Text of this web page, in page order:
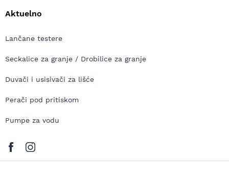
Aktuelno
Lančane testere
Seckalice za granje / Drobilice za granje
Duvači i usisivači za lišće
Perači pod pritiskom
Pumpe za vodu